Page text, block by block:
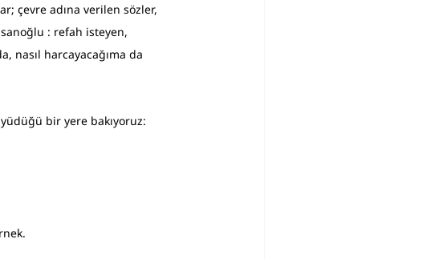
çevre adına verilen sözler,
: refah isteyen,
nasıl harcayacağıma da
bir yere bakıyoruz: